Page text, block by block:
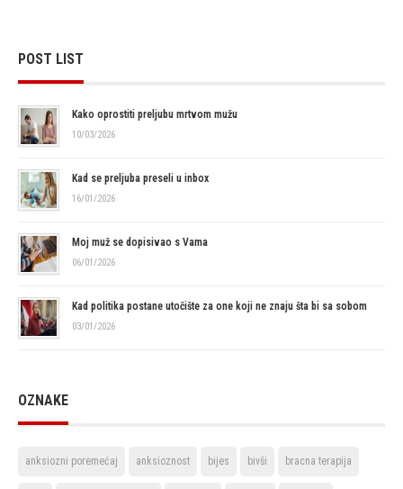
POST LIST
Kako oprostiti preljubu mrtvom mužu
10/03/2026
Kad se preljuba preseli u inbox
16/01/2026
Moj muž se dopisivao s Vama
06/01/2026
Kad politika postane utočište za one koji ne znaju šta bi sa sobom
03/01/2026
OZNAKE
anksiozni poremećaj anksioznost bijes bivši bracna terapija